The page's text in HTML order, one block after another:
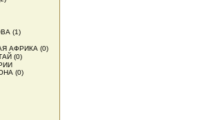
(1)
АФРИКА (0)
(0)
(0)